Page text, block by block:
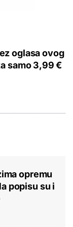
oglasa ovog
samo 3,99 €
opremu
popisu su i